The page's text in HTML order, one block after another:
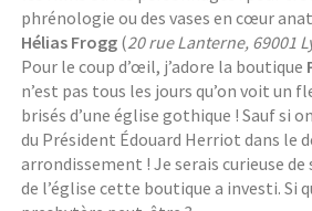
phrénologie ou des vases en cœur
Hélias Frogg (20 rue Lanterne, 69001
Pour le coup d’œil, j’adore la boutique
n’est pas tous les jours qu’on voit un
brisés d’une église gothique ! Sauf si
du Président Édouard Herriot dans le
arrondissement ! Je serais curieuse
de l’église cette boutique a investi. Si